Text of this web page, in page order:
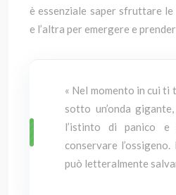
è essenziale saper sfruttare le
e l’altra per emergere e
« Nel momento in cui
sotto un’onda
l’istinto di panico e
conservare l’ossigeno.
può letteralmente